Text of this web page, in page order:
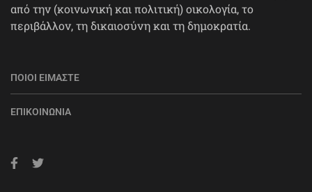
από την (κοινωνική και πολιτική) οικολογία, το
περιβάλλον, τη δικαιοσύνη και τη δημοκρατία.
ΠΟΙΟΙ ΕΊΜΑΣΤΕ
ΕΠΙΚΟΙΝΩΝΊΑ